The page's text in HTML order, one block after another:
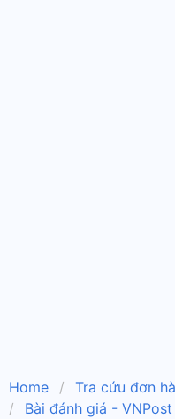
Home
Tra cứu đơn
Bài đánh giá - VNPost